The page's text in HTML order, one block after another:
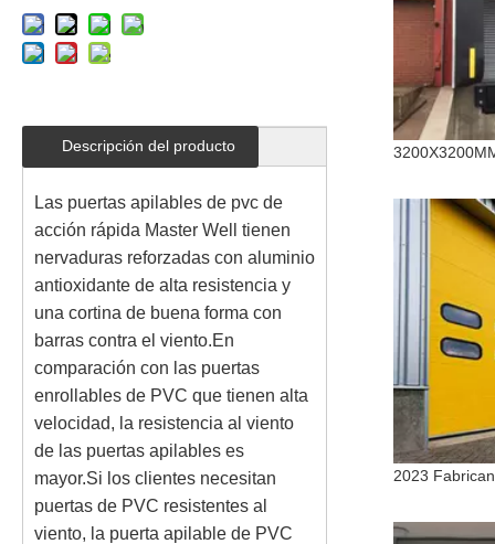
Descripción del producto
Las puertas apilables de pvc de
acción rápida Master Well tienen
nervaduras reforzadas con aluminio
antioxidante de alta resistencia y
una cortina de buena forma con
barras contra el viento.En
comparación con las puertas
enrollables de PVC que tienen alta
velocidad, la resistencia al viento
de las puertas apilables es
mayor.Si los clientes necesitan
puertas de PVC resistentes al
viento, la puerta apilable de PVC